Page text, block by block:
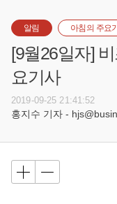
알림 아침의 주요
[9월26일자]
요기사
2019-09-25 21:41:52
홍지수 기자 -